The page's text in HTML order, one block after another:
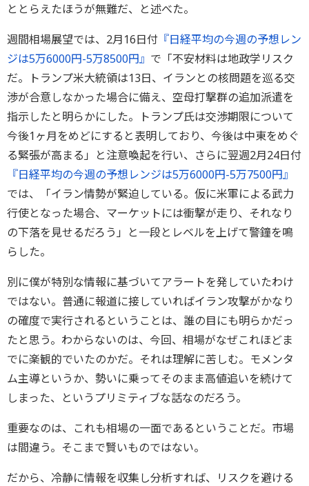
ととらえたほうが無難だ、と述べた。
週間相場展望では、2月16日付 『日経平均の今週の予想レン
ジは5万6000円-5万8500円』 で「不安材料は地政学リスク
だ。トランプ米大統領は13日、イランとの核問題を巡る交
渉が合意しなかった場合に備え、空母打撃群の追加派遣を
指示したと明らかにした。トランプ氏は交渉期限について
今後1ヶ月をめどにすると表明しており、今後は中東をめぐ
る緊張が高まる」と注意喚起を行い、さらに翌週2月24日付
『日経平均の今週の予想レンジは5万6000円-5万7500円』
では、「イラン情勢が緊迫している。仮に米軍による武力
行使となった場合、マーケットには衝撃が走り、それなり
の下落を見せるだろう」と一段とレベルを上げて警鐘を鳴
らした。
別に僕が特別な情報に基づいてアラートを発していたわけ
ではない。普通に報道に接していればイラン攻撃がかなり
の確度で実行されるということは、誰の目にも明らかだっ
たと思う。わからないのは、今回、相場がなぜこれほどま
でに楽観的でいたのかだ。それは理解に苦しむ。モメンタ
ム主導というか、勢いに乗ってそのまま高値追いを続けて
しまった、というプリミティブな話なのだろう。
重要なのは、これも相場の一面であるということだ。市場
は間違う。そこまで賢いものではない。
だから、冷静に情報を収集し分析すれば、リスクを避ける